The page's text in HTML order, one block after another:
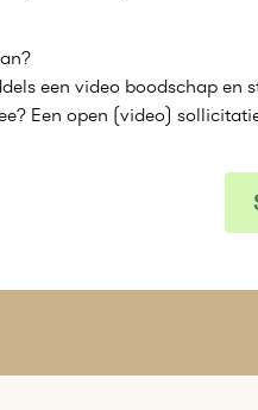
een video boodschap en
Een open (video)